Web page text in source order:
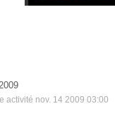
activité nov. 14 2009 03:00